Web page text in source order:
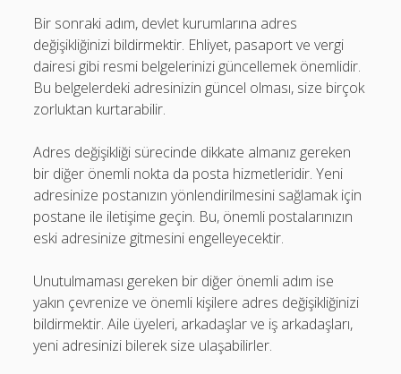
Bir sonraki adım, devlet kurumlarına adres
değişikliğinizi bildirmektir. Ehliyet, pasaport ve vergi
dairesi gibi resmi belgelerinizi güncellemek önemlidir.
Bu belgelerdeki adresinizin güncel olması, size birçok
zorluktan kurtarabilir.
Adres değişikliği sürecinde dikkate almanız gereken
bir diğer önemli nokta da posta hizmetleridir. Yeni
adresinize postanızın yönlendirilmesini sağlamak için
postane ile iletişime geçin. Bu, önemli postalarınızın
eski adresinize gitmesini engelleyecektir.
Unutulmaması gereken bir diğer önemli adım ise
yakın çevrenize ve önemli kişilere adres değişikliğinizi
bildirmektir. Aile üyeleri, arkadaşlar ve iş arkadaşları,
yeni adresinizi bilerek size ulaşabilirler.